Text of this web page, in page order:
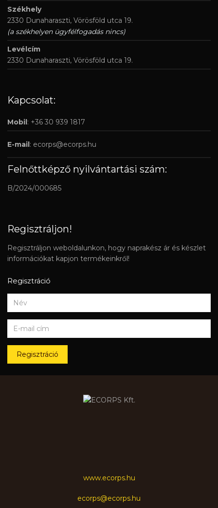
Székhely
2330 Dunaharaszti, Vörösföld utca 19.
(a székhelyen ügyfélfogadás nincs)
Levélcím
2330 Dunaharaszti, Vörösföld utca 19.
Kapcsolat:
Mobil : +36 30 939 1817
E-mail : ecorps@ecorps.hu
Felnőttképző nyilvántartási szám:
B/2024/000685
Regisztráljon!
Regisztráljon weboldalunkon, hogy naprakész ár és készlet
információkat kapjon termékeinkről!
Regisztráció
Regisztráció
www.ecorps.hu
ecorps@ecorps.hu